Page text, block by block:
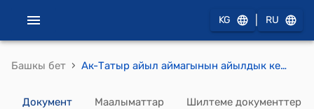
KG RU
Башкы бет › Ак-Татыр айыл аймагынын айылдык кеңешинин 2023-жылдын 26-апрелиндеги № 2 "Ак-Татыр айыл аймагынын айылдык кеңешинин төрагасынын орун басарын шайлоо жөнүндө" токтому
Документ Маалыматтар Шилтеме документтер